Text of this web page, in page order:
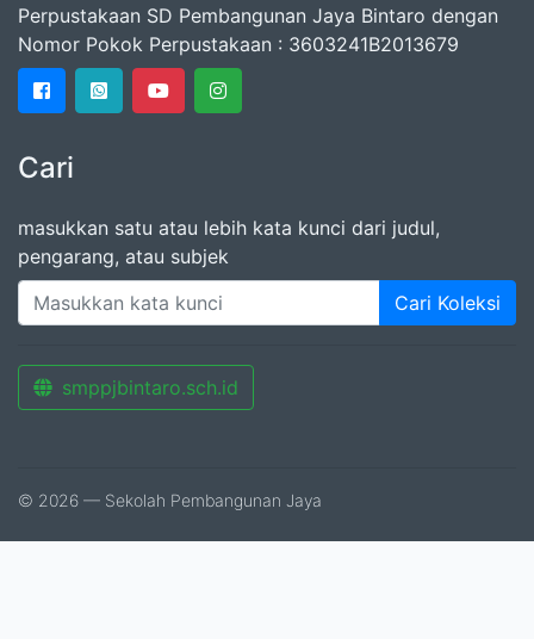
Perpustakaan SD Pembangunan Jaya Bintaro dengan
Nomor Pokok Perpustakaan : 3603241B2013679
Cari
masukkan satu atau lebih kata kunci dari judul,
pengarang, atau subjek
Cari Koleksi
smppjbintaro.sch.id
© 2026 — Sekolah Pembangunan Jaya